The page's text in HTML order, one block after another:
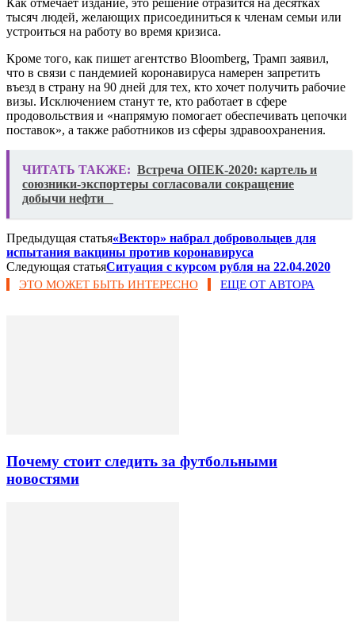
тысяч людей, желающих присоединиться к членам семьи или
устроиться на работу во время кризиса.
Кроме того, как пишет агентство Bloomberg, Трамп заявил,
что в связи с пандемией коронавируса намерен запретить
въезд в страну на 90 дней для тех, кто хочет получить рабочие
визы. Исключением станут те, кто работает в сфере
продовольствия и «напрямую помогает обеспечивать цепочки
поставок», а также работников из сферы здравоохранения.
ЧИТАТЬ ТАКЖЕ: Встреча ОПЕК-2020: картель и
союзники-экспортеры согласовали сокращение
добычи нефти
Предыдущая статья«Вектор» набрал добровольцев для
испытания вакцины против коронавируса
Следующая статьяСитуация с курсом рубля на 22.04.2020
ЭТО МОЖЕТ БЫТЬ ИНТЕРЕСНО ЕЩЕ ОТ АВТОРА
Почему стоит следить за футбольными
новостями